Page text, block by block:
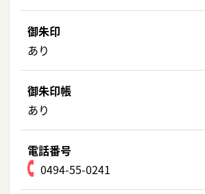
御朱印
あり
御朱印帳
あり
電話番号
0494-55-0241